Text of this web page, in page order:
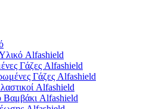
Alfashield
Γάζες Alfashield
Γάζες Alfashield
Alfashield
Βαμβάκι Alfashield